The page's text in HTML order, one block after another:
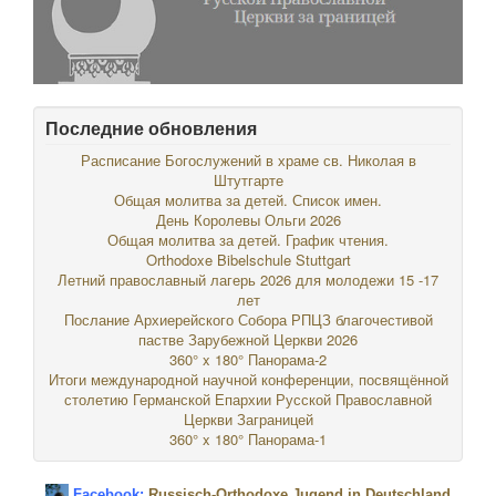
Последние обновления
Расписание Богослужений в храме св. Николая в
Штутгарте
Общая молитва за детей. Список имен.
День Королевы Ольги 2026
Общая молитва за детей. График чтения.
Orthodoxe Bibelschule Stuttgart
Летний православный лагерь 2026 для молодежи 15 -17
лет
Послание Архиерейского Собора РПЦЗ благочестивой
пастве Зарубежной Церкви 2026
360° x 180° Панорама-2
Итоги международной научной конференции, посвящённой
столетию Германской Епархии Русской Православной
Церкви Заграницей
360° x 180° Панорама-1